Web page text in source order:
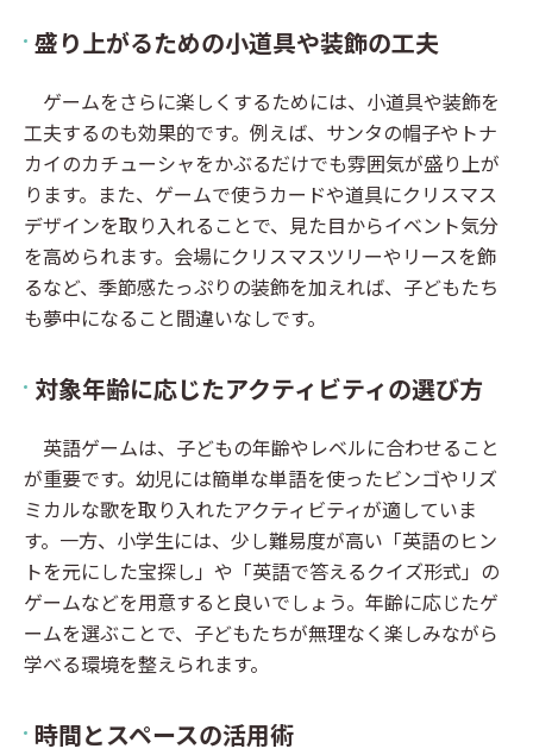
盛り上がるための小道具や装飾の工夫
ゲームをさらに楽しくするためには、小道具や装飾を
工夫するのも効果的です。例えば、サンタの帽子やトナ
カイのカチューシャをかぶるだけでも雰囲気が盛り上が
ります。また、ゲームで使うカードや道具にクリスマス
デザインを取り入れることで、見た目からイベント気分
を高められます。会場にクリスマスツリーやリースを飾
るなど、季節感たっぷりの装飾を加えれば、子どもたち
も夢中になること間違いなしです。
対象年齢に応じたアクティビティの選び方
英語ゲームは、子どもの年齢やレベルに合わせること
が重要です。幼児には簡単な単語を使ったビンゴやリズ
ミカルな歌を取り入れたアクティビティが適していま
す。一方、小学生には、少し難易度が高い「英語のヒン
トを元にした宝探し」や「英語で答えるクイズ形式」の
ゲームなどを用意すると良いでしょう。年齢に応じたゲ
ームを選ぶことで、子どもたちが無理なく楽しみながら
学べる環境を整えられます。
時間とスペースの活用術